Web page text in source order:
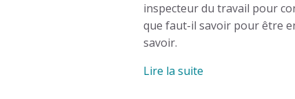
inspecteur du travail pour
que faut-il savoir pour être
savoir.
Lire la suite